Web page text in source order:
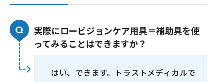
実際にロービジョンケア用具＝補助具を使
ってみることはできますか？
はい、できます。トラストメディカルで